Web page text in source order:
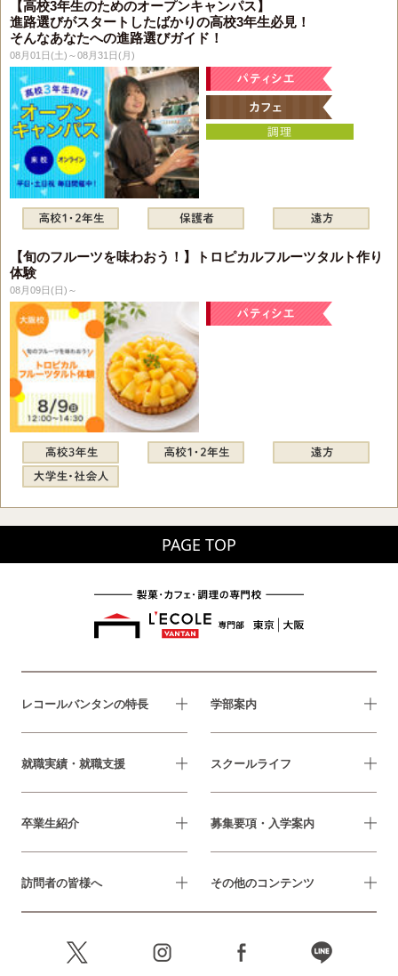
【高校3年生のためのオープンキャンパス】
進路選びがスタートしたばかりの高校3年生必見！
そんなあなたへの進路選びガイド！
08月01日(土)～08月31日(月)
【旬のフルーツを味わおう！】トロピカルフルーツタルト作り
体験
08月09日(日)～
PAGE TOP
レコールバンタンの特長 学部案内
就職実績・就職支援 スクールライフ
卒業生紹介 募集要項・入学案内
訪問者の皆様へ その他のコンテンツ